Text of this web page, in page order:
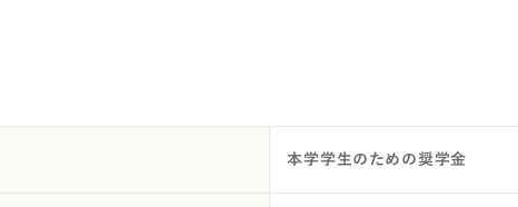
本学学生のための奨学金